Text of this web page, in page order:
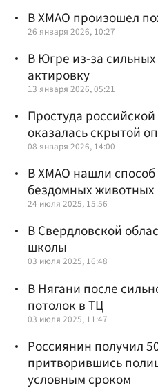
В ХМАО произошел
26 января 2026, 10:27
В Югре из-за
актировку
13 января 2026, 05:21
Простуда
оказалась скрытой
08 января 2026, 14:00
В ХМАО нашли способ
бездомных животных
24 июля 2025, 15:56
В Свердловской
школы
03 июля 2025, 16:48
В Нягани после
потолок в ТЦ
03 июля 2025, 11:47
Россиянин получил
притворившись
условным сроком